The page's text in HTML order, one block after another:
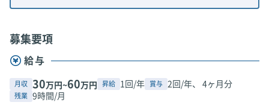
募集要項
給与
月収 30万円~60万円 昇給 1回/年 賞与 2回/年、 4ヶ月分
残業 9時間/月